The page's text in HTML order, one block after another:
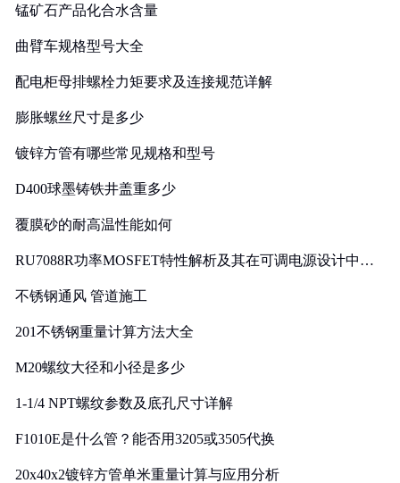
锰矿石产品化合水含量
曲臂车规格型号大全
配电柜母排螺栓力矩要求及连接规范详解
膨胀螺丝尺寸是多少
镀锌方管有哪些常见规格和型号
D400球墨铸铁井盖重多少
覆膜砂的耐高温性能如何
RU7088R功率MOSFET特性解析及其在可调电源设计中的
不锈钢通风 管道施工
201不锈钢重量计算方法大全
M20螺纹大径和小径是多少
1-1/4 NPT螺纹参数及底孔尺寸详解
F1010E是什么管？能否用3205或3505代换
20x40x2镀锌方管单米重量计算与应用分析